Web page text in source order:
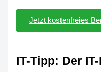
Jetzt kostenfreies
IT-Tipp: Der